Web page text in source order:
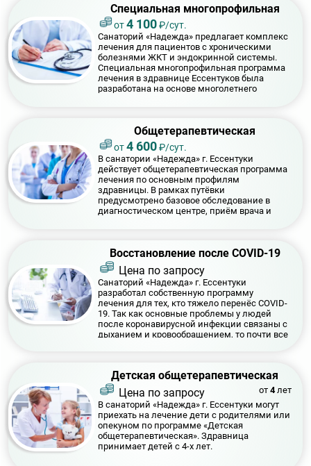
Специальная многопрофильная
от4 100₽/сут.
Санаторий «Надежда» предлагает комплекс
лечения для пациентов с хроническими
болезнями ЖКТ и эндокринной системы.
Специальная многопрофильная программа
лечения в здравнице Ессентуков была
разработана на основе многолетнего
Общетерапевтическая
от4 600₽/сут.
В санатории «Надежда» г. Ессентуки
действует общетерапевтическая программа
лечения по основным профилям
здравницы. В рамках путёвки
предусмотрено базовое обследование в
диагностическом центре, приём врача и
Восстановление после COVID-19
Цена по запросу
Санаторий «Надежда» г. Ессентуки
разработал собственную программу
лечения для тех, кто тяжело перенёс COVID-
19. Так как основные проблемы у людей
после коронавирусной инфекции связаны с
дыханием и кровообращением, то почти все
Детская общетерапевтическая
Цена по запросу
от 4лет
В санаторий «Надежда» г. Ессентуки могут
приехать на лечение дети с родителями или
опекуном по программе «Детская
общетерапевтическая». Здравница
принимает детей с 4-х лет.